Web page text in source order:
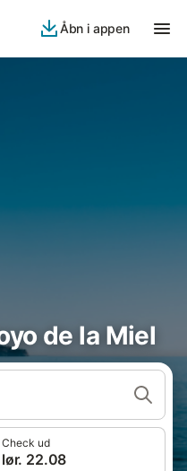
Åbn i appen
de la Miel
Check ud
lør. 22.08